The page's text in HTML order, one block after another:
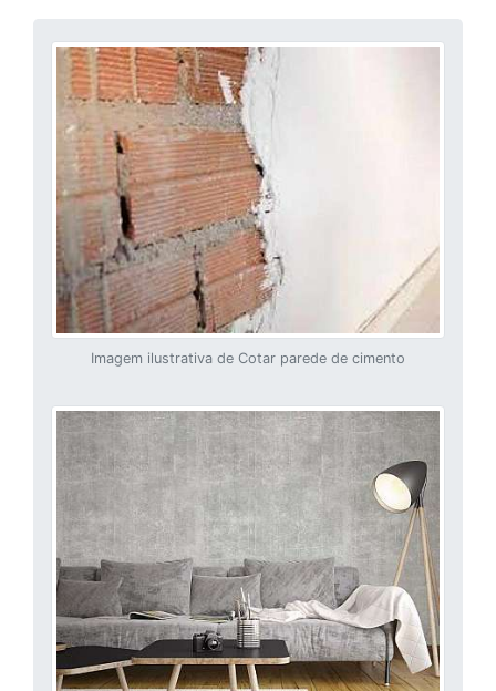
Imagem ilustrativa de Cotar parede de cimento